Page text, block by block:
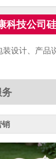
科技公司
设计、产品
销